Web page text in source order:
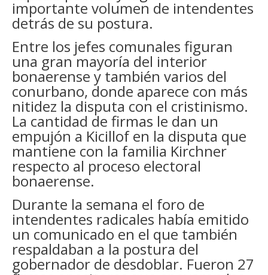
importante volumen de intendentes
detrás de su postura.
Entre los jefes comunales figuran
una gran mayoría del interior
bonaerense y también varios del
conurbano, donde aparece con más
nitidez la disputa con el cristinismo.
La cantidad de firmas le dan un
empujón a Kicillof en la disputa que
mantiene con la familia Kirchner
respecto al proceso electoral
bonaerense.
Durante la semana el foro de
intendentes radicales había emitido
un comunicado en el que también
respaldaban a la postura del
gobernador de desdoblar. Fueron 27